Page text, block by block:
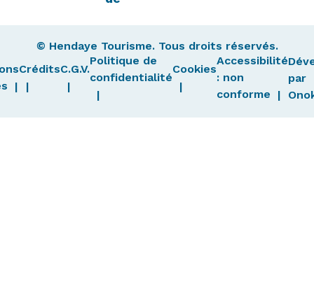
© Hendaye Tourisme. Tous droits réservés.
CréditsC.G.V.
Politique de
confidentialité
Cookies
Accessibilité
: non
conforme
par